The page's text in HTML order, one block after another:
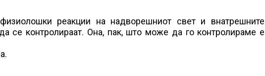
реакции на надворешниот свет и внатрешните
се контролираат. Она, пак, што може да го контролираме е